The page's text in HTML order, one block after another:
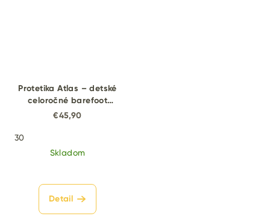
Protetika Atlas – detské
celoročné barefoot
topánky
€45,90
30
Skladom
Detail